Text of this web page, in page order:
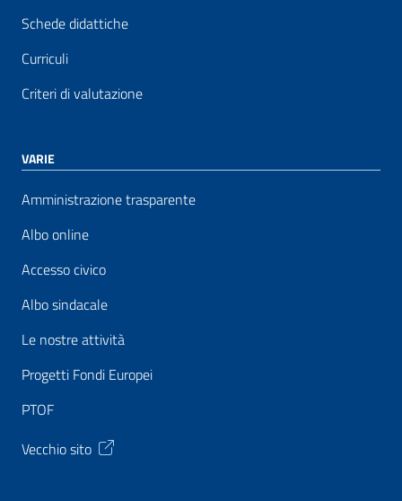
Schede didattiche
Curriculi
Criteri di valutazione
VARIE
Amministrazione trasparente
Albo online
Accesso civico
Albo sindacale
Le nostre attività
Progetti Fondi Europei
PTOF
Vecchio sito